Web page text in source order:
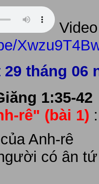
Video
tháng 06
1:35-42
rê" (bài 1)
Anh-rê
có ân